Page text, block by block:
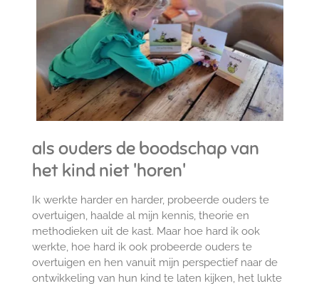
als ouders de boodschap van
het kind niet 'horen'
Ik werkte harder en harder, probeerde ouders te
overtuigen, haalde al mijn kennis, theorie en
methodieken uit de kast. Maar hoe hard ik ook
werkte, hoe hard ik ook probeerde ouders te
overtuigen en hen vanuit mijn perspectief naar de
ontwikkeling van hun kind te laten kijken, het lukte